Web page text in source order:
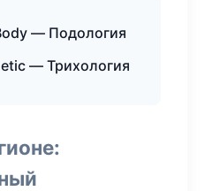
— Подология
— Трихология